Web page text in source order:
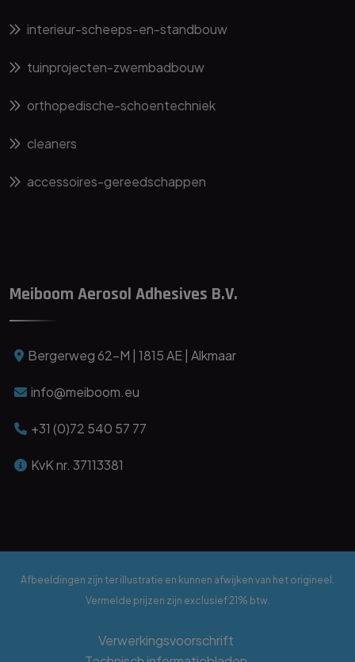
interieur-scheeps-en-standbouw
tuinprojecten-zwembadbouw
orthopedische-schoentechniek
cleaners
accessoires-gereedschappen
Meiboom Aerosol Adhesives B.V.
Bergerweg 62-M | 1815 AE | Alkmaar
info@meiboom.eu
+31 (0)72 540 57 77
KvK nr. 37113381
Afbeeldingen zijn ter illustratie en kunnen afwijken van het origineel.
Vermelde prijzen zijn exclusief 21% btw.
Verwerkingsvoorschrift